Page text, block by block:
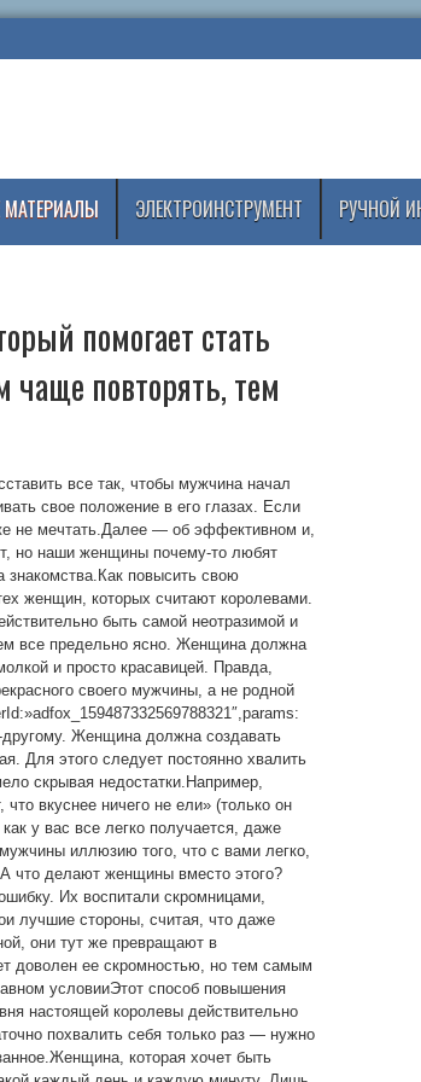
ЭЛЕКТРОИНСТРУМЕНТ РУЧНОЙ
помогает стать
повторять, тем
все так, чтобы мужчина начал
свое положение в его глазах. Если
не мечтать.Далее — об эффективном и,
но наши женщины почему-то любят
знакомства.Как повысить свою
женщин, которых считают королевами.
быть самой неотразимой и
все предельно ясно. Женщина должна
и просто красавицей. Правда,
своего мужчины, а не родной
другому. Женщина должна создавать
Для этого следует постоянно хвалить
скрывая недостатки.Например,
вкуснее ничего не ели» (только он
у вас все легко получается, даже
иллюзию того, что с вами легко,
что делают женщины вместо этого?
Их воспитали скромницами,
лучшие стороны, считая, что даже
они тут же превращают в
доволен ее скромностью, но тем самым
условииЭтот способ повышения
настоящей королевы действительно
похвалить себя только раз — нужно
которая хочет быть